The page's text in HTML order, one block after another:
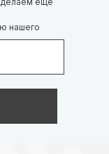
нашего